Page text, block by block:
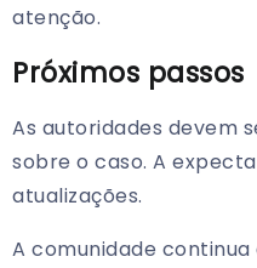
atenção.
Próximos passos
As autoridades devem
sobre o caso. A
atualizações.
A comunidade